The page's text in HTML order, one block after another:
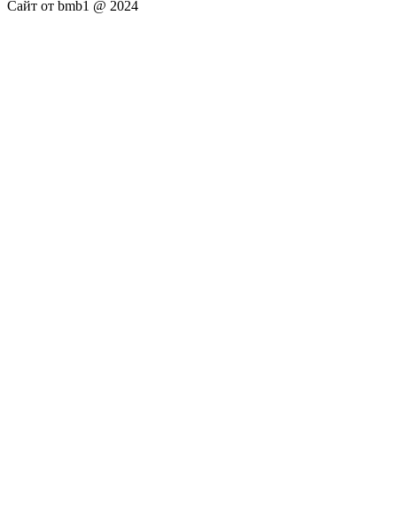
Сайт от bmb1 @ 2024